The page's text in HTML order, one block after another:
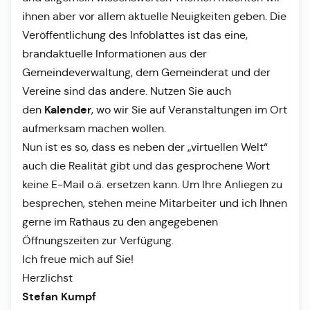
ihnen aber vor allem aktuelle Neuigkeiten geben. Die
Veröffentlichung des Infoblattes ist das eine,
brandaktuelle Informationen aus der
Gemeindeverwaltung, dem Gemeinderat und der
Vereine sind das andere. Nutzen Sie auch
den Kalender, wo wir Sie auf Veranstaltungen im Ort
aufmerksam machen wollen.
Nun ist es so, dass es neben der „virtuellen Welt“
auch die Realität gibt und das gesprochene Wort
keine E-Mail o.ä. ersetzen kann. Um Ihre Anliegen zu
besprechen, stehen meine Mitarbeiter und ich Ihnen
gerne im Rathaus zu den angegebenen
Öffnungszeiten zur Verfügung.
Ich freue mich auf Sie!
Herzlichst
Stefan Kumpf